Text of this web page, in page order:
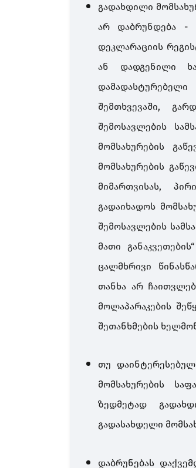
გადახდილი
არ დაბრუნდება -
დეკლარაციის
ან დადგენილი
შემთხვევაში,
შემოსავლების
მომსახურების
მომსახურების
მიმართვისას,
გადაიხადოს
შემოსავლების
მათი
ცალმხრივი
თანხა არ
მოლაპარაკების
შეთანხმების
თუ
მომსახურების
ზედმეტად
გადასახდელი
დაბრუნებას